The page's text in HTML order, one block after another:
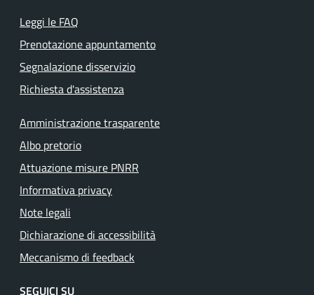
Leggi le FAQ
Prenotazione appuntamento
Segnalazione disservizio
Richiesta d'assistenza
Amministrazione trasparente
Albo pretorio
Attuazione misure PNRR
Informativa privacy
Note legali
Dichiarazione di accessibilità
Meccanismo di feedback
SEGUICI SU